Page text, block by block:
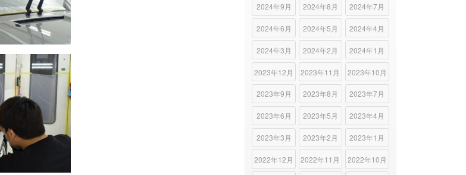
2024年9月 2024年8月 2024年7月
2024年6月 2024年5月 2024年4月
2024年3月 2024年2月 2024年1月
2023年12月 2023年11月 2023年10月
2023年9月 2023年8月 2023年7月
2023年6月 2023年5月 2023年4月
2023年3月 2023年2月 2023年1月
2022年12月 2022年11月 2022年10月